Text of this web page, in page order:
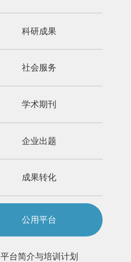
科研成果
社会服务
学术期刊
企业出题
成果转化
公用平台
平台简介与培训计划